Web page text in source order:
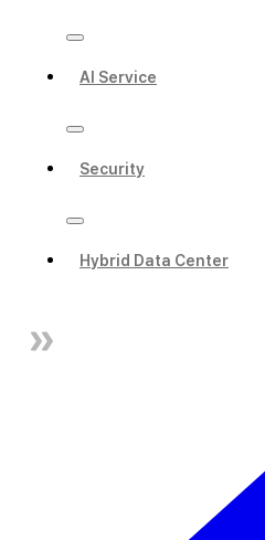
AI Service
Security
Hybrid Data Center